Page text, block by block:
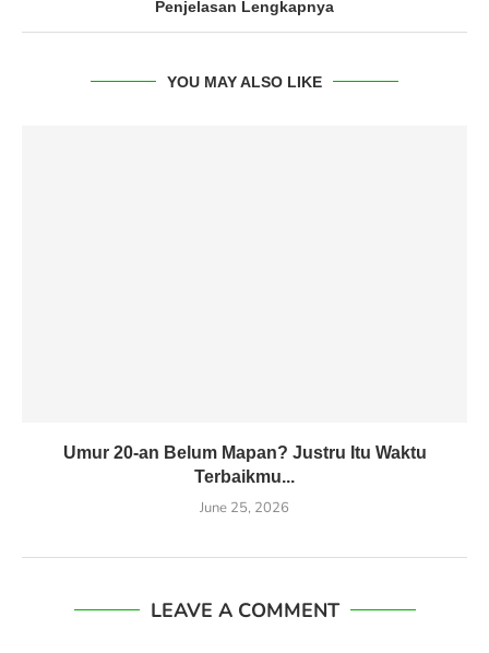
Penjelasan Lengkapnya
YOU MAY ALSO LIKE
Umur 20-an Belum Mapan? Justru Itu Waktu
Terbaikmu...
June 25, 2026
LEAVE A COMMENT